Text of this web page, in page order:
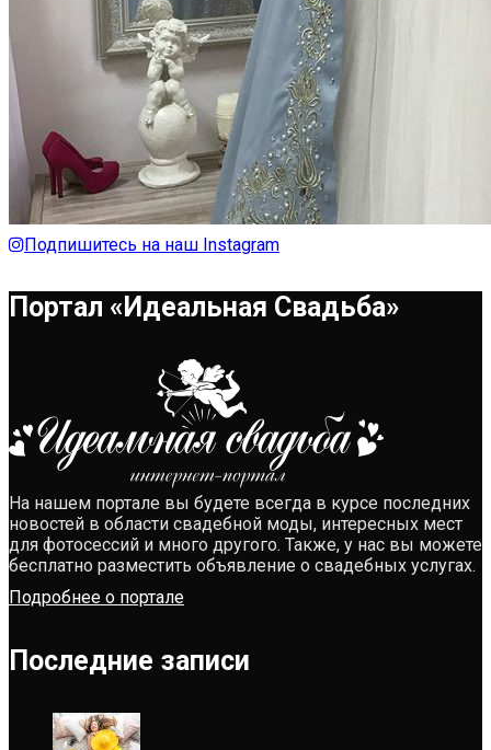
Подпишитесь на наш Instagram
Портал «Идеальная Свадьба»
На нашем портале вы будете всегда в курсе последних
новостей в области свадебной моды, интересных мест
для фотосессий и много другого. Также, у нас вы можете
бесплатно разместить объявление о свадебных услугах.
Подробнее о портале
Последние записи